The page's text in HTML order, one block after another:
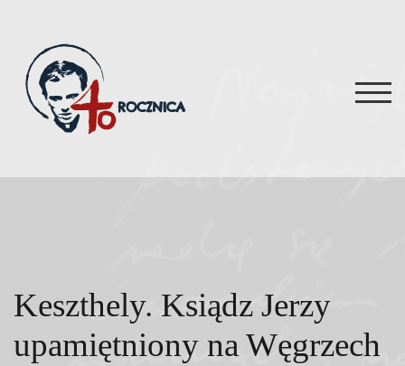
content
Keszthely. Ksiądz Jerzy
upamiętniony na Węgrzech